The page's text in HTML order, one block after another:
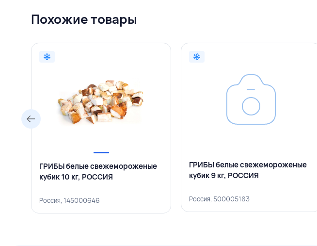
Похожие товары
ГРИБЫ белые свежемороженые
кубик 10 кг, РОССИЯ
Россия, 145000646
ГРИБЫ белые свежемороженые
кубик 9 кг, РОССИЯ
Россия, 500005163